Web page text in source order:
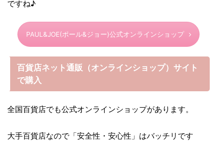
ですね♪
PAUL&JOE(ポール&ジョー)公式オンラインショップ
百貨店ネット通販（オンラインショップ）サイト
で購入
全国百貨店でも公式オンラインショップがあります。
大手百貨店なので「安全性・安心性」はバッチリです